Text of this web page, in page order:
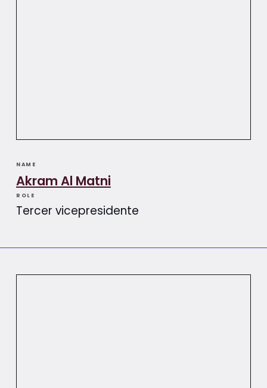
NAME
Akram Al Matni
ROLE
Tercer vicepresidente